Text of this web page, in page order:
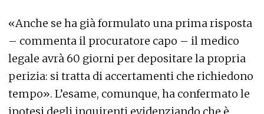
«Anche se ha già formulato una prima risposta
– commenta il procuratore capo – il medico
legale avrà 60 giorni per depositare la propria
perizia: si tratta di accertamenti che richiedono
tempo». L’esame, comunque, ha confermato le